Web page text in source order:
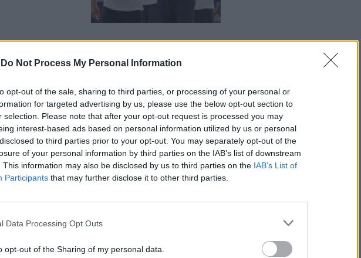
Do Not Process My Personal Information
opt-out of the sale, sharing to third parties, or processing of your personal or
for targeted advertising by us, please use the below opt-out section to
selection. Please note that after your opt-out request is processed you may
interest-based ads based on personal information utilized by us or personal
to third parties prior to your opt-out. You may separately opt-out of the
of your personal information by third parties on the IAB’s list of downstream
This information may also be disclosed by us to third parties on the IAB’s List of
Participants that may further disclose it to other third parties.
Data Processing Opt Outs
opt-out of the Sharing of my personal data.